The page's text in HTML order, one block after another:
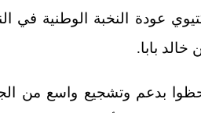
عودة النخبة الوطنية في
بدعم وتشجيع واسع من